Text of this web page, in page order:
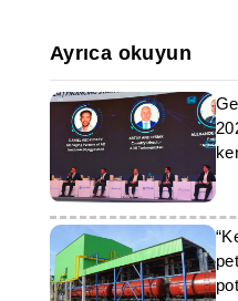
Ayrıca okuyun